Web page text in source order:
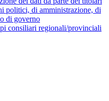
politici, di amministrazione, di
di governo
consiliari regionali/provinciali